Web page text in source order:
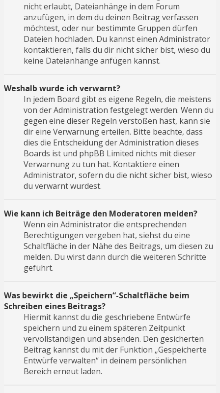
nicht erlaubt, Dateianhänge in dem Forum
anzufügen, in dem du deinen Beitrag verfassen
möchtest, oder nur bestimmte Gruppen dürfen
Dateien hochladen. Du kannst einen Administrator
kontaktieren, falls du dir nicht sicher bist, wieso du
keine Dateianhänge anfügen kannst.
Weshalb wurde ich verwarnt?
In jedem Board gibt es eigene Regeln, die meistens
von der Administration festgelegt werden. Wenn du
gegen eine dieser Regeln verstoßen hast, kann sie
dir eine Verwarnung erteilen. Bitte beachte, dass
dies die Entscheidung der Administration dieses
Boards ist und phpBB Limited nichts mit dieser
Verwarnung zu tun hat. Kontaktiere einen
Administrator, sofern du die nicht sicher bist, wieso
du verwarnt wurdest.
Wie kann ich Beiträge den Moderatoren melden?
Wenn ein Administrator die entsprechenden
Berechtigungen vergeben hat, siehst du eine
Schaltfläche in der Nähe des Beitrags, um diesen zu
melden. Du wirst dann durch die weiteren Schritte
geführt.
Was bewirkt die „Speichern“-Schaltfläche beim
Schreiben eines Beitrags?
Hiermit kannst du die geschriebene Entwürfe
speichern und zu einem späteren Zeitpunkt
vervollständigen und absenden. Den gesicherten
Beitrag kannst du mit der Funktion „Gespeicherte
Entwürfe verwalten“ in deinem persönlichen
Bereich erneut laden.